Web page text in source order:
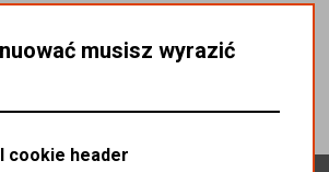
musisz wyrazić
cookie header